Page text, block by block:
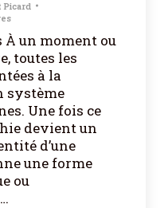
Picard
À un moment ou
toutes les
à la
système
Une fois ce
devient un
d’une
une forme
ou